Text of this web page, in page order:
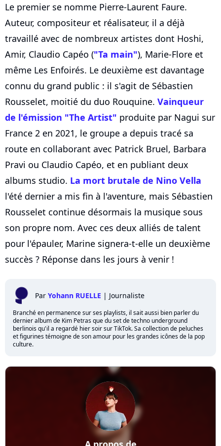
Le premier se nomme Pierre-Laurent Faure.
Auteur, compositeur et réalisateur, il a déjà
travaillé avec de nombreux artistes dont Hoshi,
Amir, Claudio Capéo ("Ta main"), Marie-Flore et
même Les Enfoirés. Le deuxième est davantage
connu du grand public : il s'agit de Sébastien
Rousselet, moitié du duo Rouquine. Vainqueur
de l'émission "The Artist" produite par Nagui sur
France 2 en 2021, le groupe a depuis tracé sa
route en collaborant avec Patrick Bruel, Barbara
Pravi ou Claudio Capéo, et en publiant deux
albums studio. La mort brutale de Nino Vella
l'été dernier a mis fin à l'aventure, mais Sébastien
Rousselet continue désormais la musique sous
son propre nom. Avec ces deux alliés de talent
pour l'épauler, Marine signera-t-elle un deuxième
succès ? Réponse dans les jours à venir !
Par Yohann RUELLE | Journaliste
Branché en permanence sur ses playlists, il sait aussi bien parler du
dernier album de Kim Petras que du set de techno underground
berlinois qu'il a regardé hier soir sur TikTok. Sa collection de peluches
et figurines témoigne de son amour pour les grandes icônes de la pop
culture.